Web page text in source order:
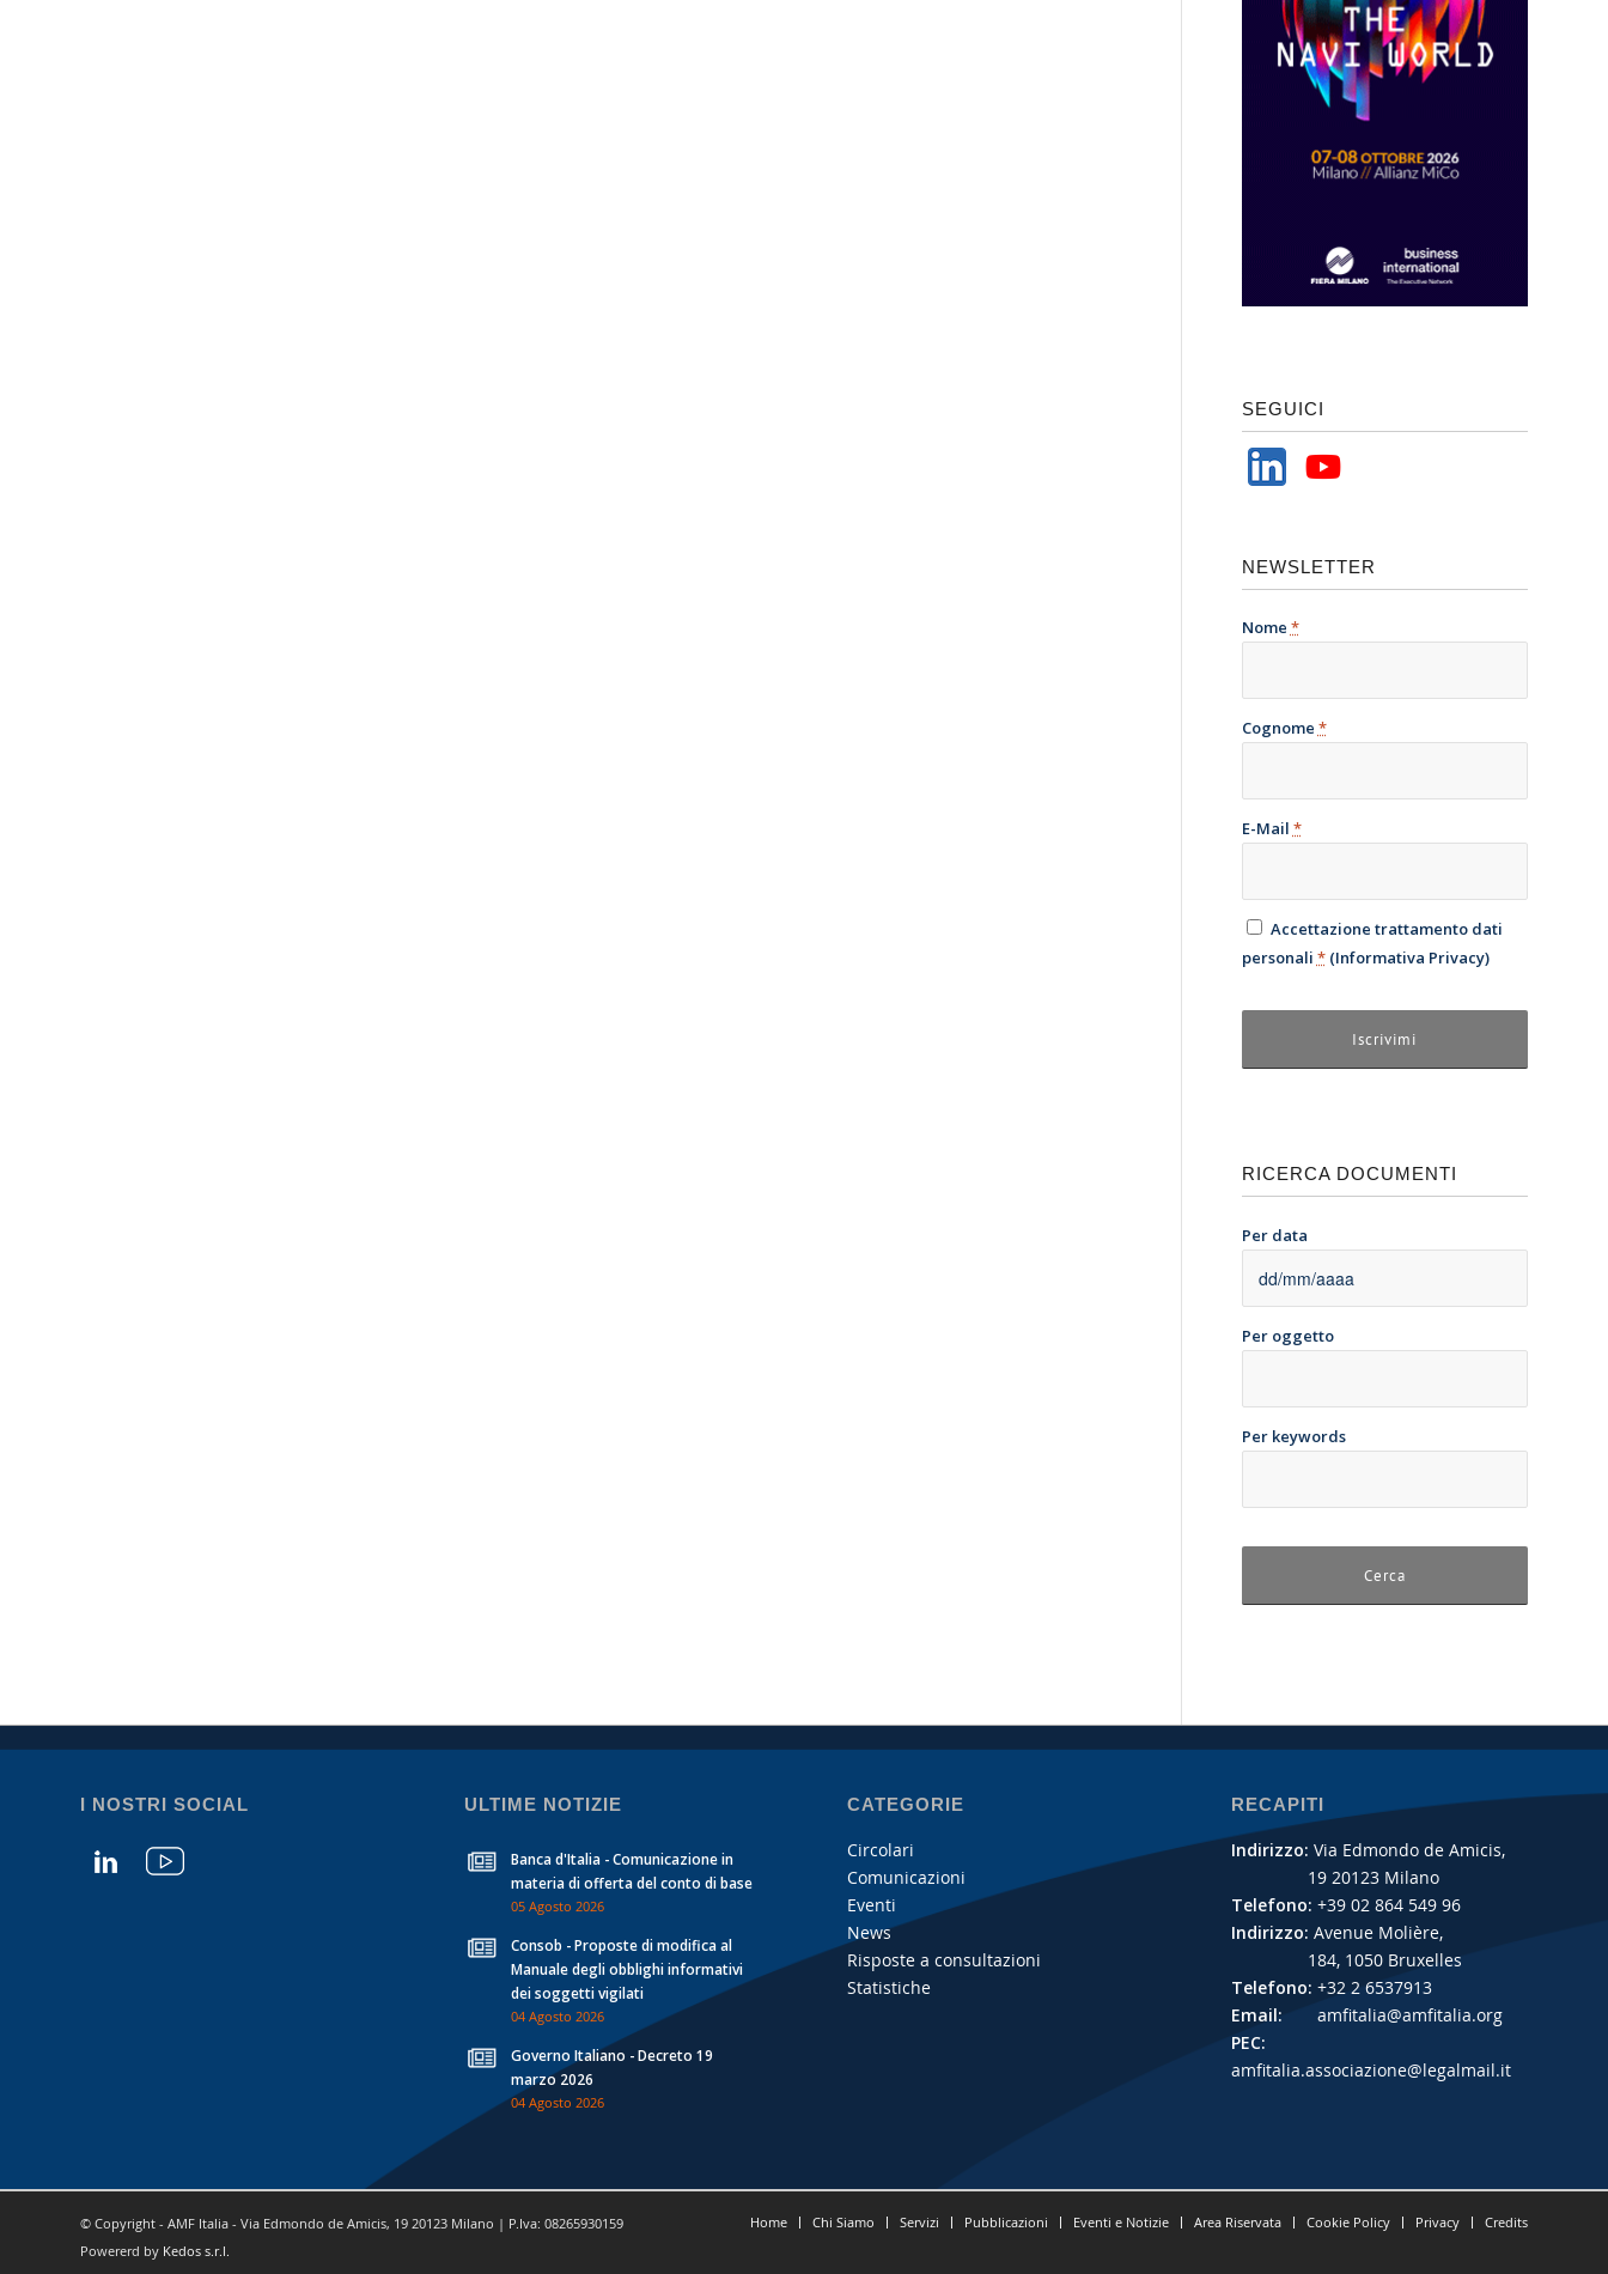
SEGUICI
NEWSLETTER
Nome *
Cognome *
E-Mail *
Accettazione trattamento dati
personali *(Informativa Privacy)
RICERCA DOCUMENTI
Per data
Per oggetto
Per keywords
I NOSTRI SOCIAL ULTIME NOTIZIE
Banca d'Italia - Comunicazione in
materia di offerta del conto di base
05 Agosto 2026
Consob - Proposte di modifica al
Manuale degli obblighi informativi
dei soggetti vigilati
04 Agosto 2026
Governo Italiano - Decreto 19
marzo 2026
04 Agosto 2026
CATEGORIE
Circolari
Comunicazioni
Eventi
News
Risposte a consultazioni
Statistiche
RECAPITI
Indirizzo: Via Edmondo de Amicis,
19 20123 Milano
Telefono: +39 02 864 549 96
Indirizzo: Avenue Molière,
184, 1050 Bruxelles
Telefono: +32 2 6537913
Email:
amfitalia@amfitalia.org
PEC:
amfitalia.associazione@legalmail.it
© Copyright - AMF Italia - Via Edmondo de Amicis, 19 20123 Milano | P.Iva: 08265930159
Powererd by Kedos s.r.l.
Home Chi Siamo Servizi Pubblicazioni Eventi e Notizie Area Riservata Cookie Policy Privacy Credits